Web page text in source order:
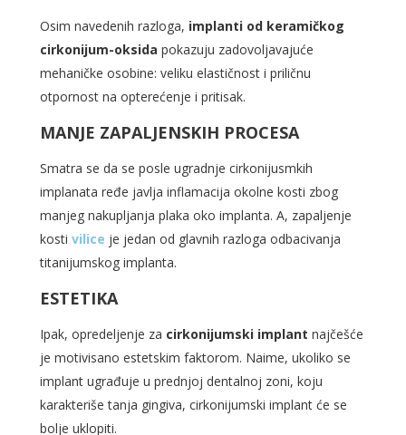
Osim navedenih razloga, implanti od keramičkog
cirkonijum-oksida pokazuju zadovoljavajuće
mehaničke osobine: veliku elastičnost i priličnu
otpornost na opterećenje i pritisak.
MANJE ZAPALJENSKIH PROCESA
Smatra se da se posle ugradnje cirkonijusmkih
implanata ređe javlja inflamacija okolne kosti zbog
manjeg nakupljanja plaka oko implanta. A, zapaljenje
kosti vilice je jedan od glavnih razloga odbacivanja
titanijumskog implanta.
ESTETIKA
Ipak, opredeljenje za cirkonijumski implant najčešće
je motivisano estetskim faktorom. Naime, ukoliko se
implant ugrađuje u prednjoj dentalnoj zoni, koju
karakteriše tanja gingiva, cirkonijumski implant će se
bolje uklopiti.